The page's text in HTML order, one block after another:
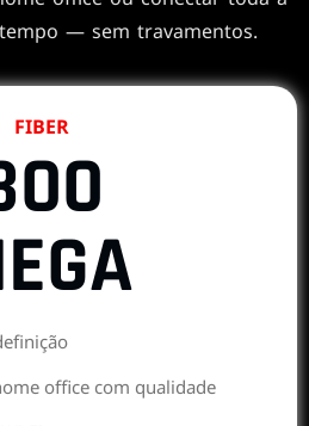
— sem travamentos.
FIBER
office com qualidade